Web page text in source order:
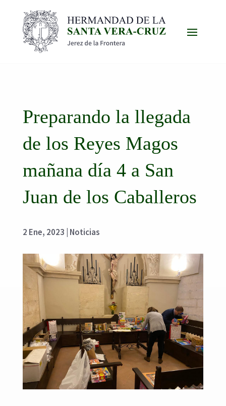
Preparando la llegada
de los Reyes Magos
mañana día 4 a San
Juan de los Caballeros
2 Ene, 2023 Noticias